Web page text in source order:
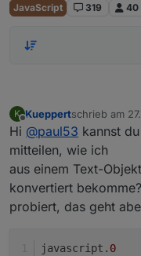
JavaScript 319 40
K
Offline
Kueppertschrieb am
zuletzt
Hi @paul53 kannst
mitteilen, wie ich
aus einem Text-
konvertiert
probiert, das geht
javascript. 0